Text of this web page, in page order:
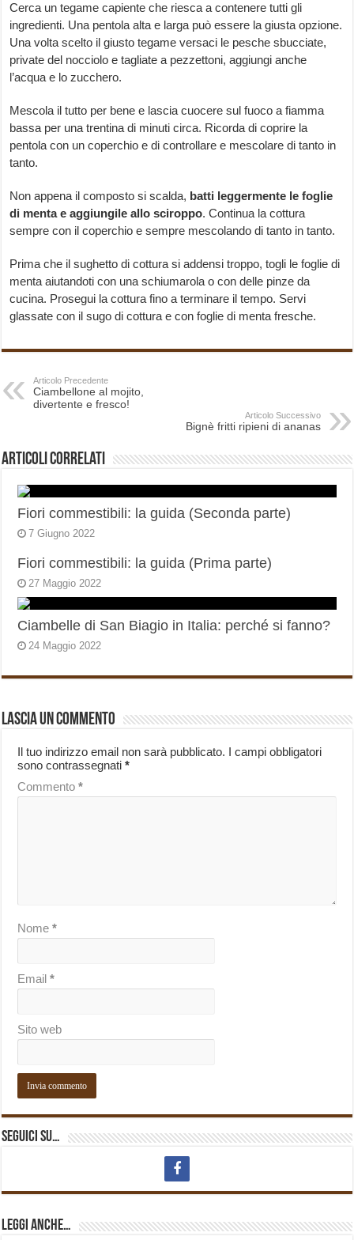
Cerca un tegame capiente che riesca a contenere tutti gli
ingredienti. Una pentola alta e larga può essere la giusta opzione.
Una volta scelto il giusto tegame versaci le pesche sbucciate,
private del nocciolo e tagliate a pezzettoni, aggiungi anche
l’acqua e lo zucchero.
Mescola il tutto per bene e lascia cuocere sul fuoco a fiamma
bassa per una trentina di minuti circa. Ricorda di coprire la
pentola con un coperchio e di controllare e mescolare di tanto in
tanto.
Non appena il composto si scalda, batti leggermente le foglie
di menta e aggiungile allo sciroppo. Continua la cottura
sempre con il coperchio e sempre mescolando di tanto in tanto.
Prima che il sughetto di cottura si addensi troppo, togli le foglie di
menta aiutandoti con una schiumarola o con delle pinze da
cucina. Prosegui la cottura fino a terminare il tempo. Servi
glassate con il sugo di cottura e con foglie di menta fresche.
Articolo Precedente
Ciambellone al mojito,
divertente e fresco!
Articolo Successivo
Bignè fritti ripieni di ananas
Articoli correlati
Fiori commestibili: la guida (Seconda parte)
7 Giugno 2022
Fiori commestibili: la guida (Prima parte)
27 Maggio 2022
Ciambelle di San Biagio in Italia: perché si fanno?
24 Maggio 2022
Lascia un commento
Il tuo indirizzo email non sarà pubblicato. I campi obbligatori
sono contrassegnati*
Commento*
Nome*
Email*
Sito web
Seguici su…
Leggi anche…